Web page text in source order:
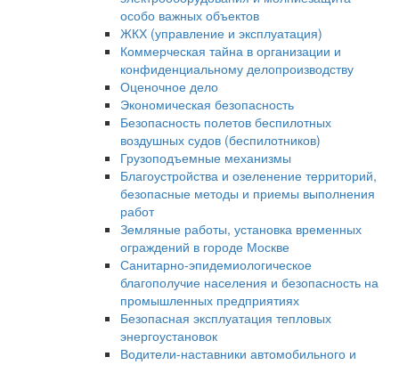
особо важных объектов
ЖКХ (управление и эксплуатация)
Коммерческая тайна в организации и
конфиденциальному делопроизводству
Оценочное дело
Экономическая безопасность
Безопасность полетов беспилотных
воздушных судов (беспилотников)
Грузоподъемные механизмы
Благоустройства и озеленение территорий,
безопасные методы и приемы выполнения
работ
Земляные работы, установка временных
ограждений в городе Москве
Санитарно-эпидемиологическое
благополучие населения и безопасность на
промышленных предприятиях
Безопасная эксплуатация тепловых
энергоустановок
Водители-наставники автомобильного и